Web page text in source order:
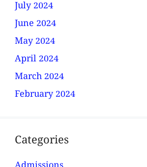
July 2024
June 2024
May 2024
April 2024
March 2024
February 2024
Categories